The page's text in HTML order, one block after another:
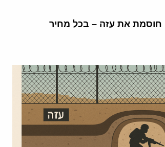
חוסמת את עזה – בכל מחיר